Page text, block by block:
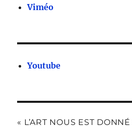
Viméo
Youtube
« L’ART NOUS EST